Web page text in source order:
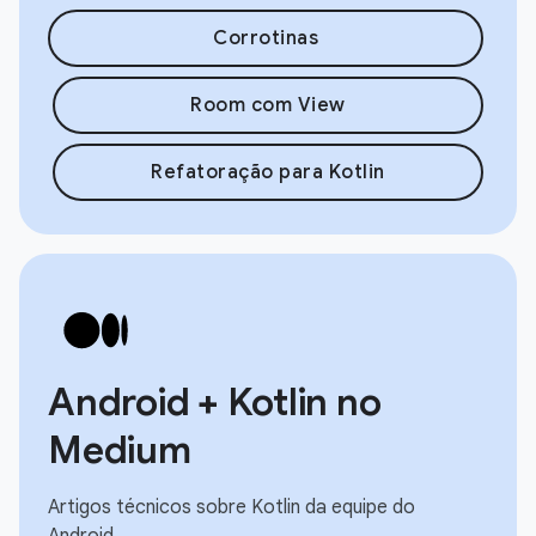
Corrotinas
Room com View
Refatoração para Kotlin
Android + Kotlin no
Medium
Artigos técnicos sobre Kotlin da equipe do